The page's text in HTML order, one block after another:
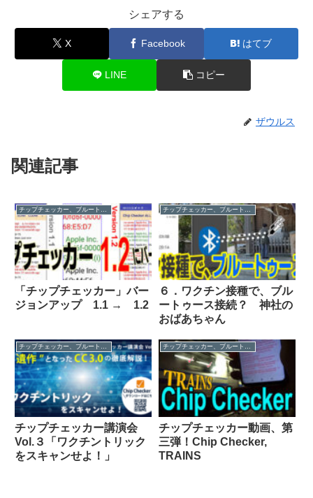
シェアする
X Facebook はてブ
LINE コピー
ザウルス
関連記事
「チップチェッカー」バー
ジョンアップ 1.1 → 1.2
６．ワクチン接種で、ブル
ートゥース接続？ 神社の
おばあちゃん
チップチェッカー講演会
Vol.３「ワクチントリック
をスキャンせよ！」
チップチェッカー動画、第
三弾！Chip Checker,
TRAINS